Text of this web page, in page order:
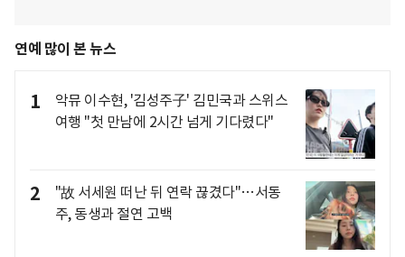
연예 많이 본 뉴스
1
악뮤 이수현, '김성주子' 김민국과 스위스
여행 "첫 만남에 2시간 넘게 기다렸다"
2
"故 서세원 떠난 뒤 연락 끊겼다"…서동
주, 동생과 절연 고백